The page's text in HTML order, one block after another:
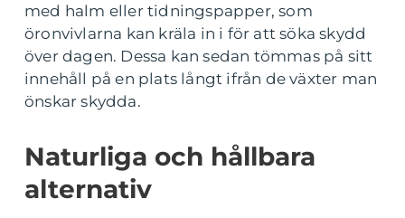
med halm eller tidningspapper, som
öronvivlarna kan kräla in i för att söka skydd
över dagen. Dessa kan sedan tömmas på sitt
innehåll på en plats långt ifrån de växter man
önskar skydda.
Naturliga och hållbara
alternativ